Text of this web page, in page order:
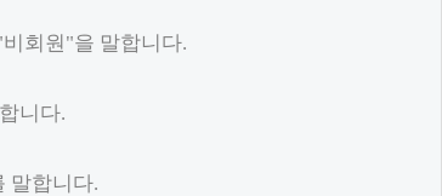
회원"을 말합니다.
니다.
말합니다.